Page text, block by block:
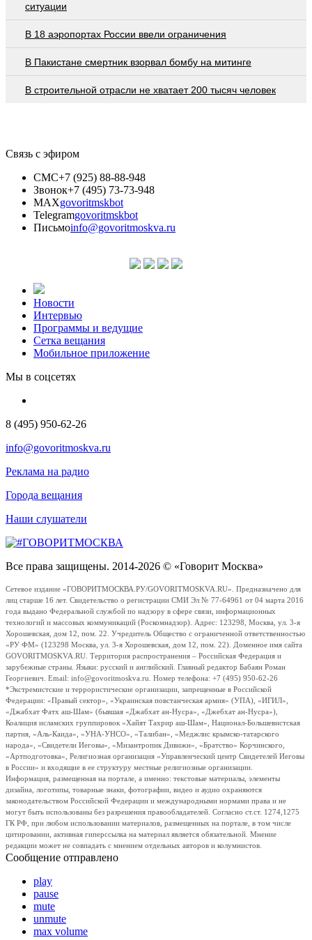
ситуации
В 18 аэропортах России ввели ограничения
В Пакистане смертник взорвал бомбу на митинге
В строительной отрасли не хватает 200 тысяч человек
Связь с эфиром
СМС+7 (925) 88-88-948
Звонок+7 (495) 73-73-948
MAXgovoritmskbot
Telegramgovoritmskbot
Письмоinfo@govoritmoskva.ru
Новости
Интервью
Программы и ведущие
Сетка вещания
Мобильное приложение
Мы в соцсетях
8 (495) 950-62-26
info@govoritmoskva.ru
Реклама на радио
Города вещания
Наши слушатели
Все права защищены. 2014-2026 © «Говорит Москва»
Сетевое издание «ГОВОРИТМОСКВА.РУ/GOVORITMOSKVA.RU». Предназначено для
лиц старше 16 лет. Свидетельство о регистрации СМИ Эл № 77-64961 от 04 марта 2016
года выдано Федеральной службой по надзору в сфере связи, информационных
технологий и массовых коммуникаций (Роскомнадзор). Адрес: 123298, Москва, ул. 3-я
Хорошевская, дом 12, пом. 22. Учредитель Общество с ограниченной ответственностью
«РУ ФМ» (123298 Москва, ул. 3-я Хорошевская, дом 12, пом. 22). Доменное имя сайта
GOVORITMOSKVA.RU. Территория распространения – Российская Федерация и
зарубежные страны. Языки: русский и английский. Главный редактор Бабаян Роман
Георгиевич. Email: info@govoritmoskva.ru. Номер телефона: +7 (495) 950-62-26
*Экстремистские и террористические организации, запрещенные в Российской
Федерации: «Правый сектор», «Украинская повстанческая армия» (УПА), «ИГИЛ»,
«Джабхат Фатх аш-Шам» (бывшая «Джабхат ан-Нусра», «Джебхат ан-Нусра»),
Коалиция исламских группировок «Хайят Тахрир аш-Шам», Национал-Большевистская
партия, «Аль-Каида», «УНА-УНСО», «Талибан», «Меджлис крымско-татарского
народа», «Свидетели Иеговы», «Мизантропик Дивижн», «Братство» Корчинского,
«Артподготовка», Религиозная организация «Управленческий центр Свидетелей Иеговы
в России» и входящие в ее структуру местные религиозные организации.
Информация, размещенная на портале, а именно: текстовые материалы, элементы
дизайна, логотипы, товарные знаки, фотографии, видео и аудио охраняются
законодательством Российской Федерации и международными нормами права и не
могут быть использованы без разрешения правообладателей. Согласно ст.ст. 1274,1275
ГК РФ, при любом использовании материалов, размещенных на портале, в том числе
цитировании, активная гиперссылка на материал является обязательной. Мнение
редакции может не совпадать с мнением отдельных авторов и колумнистов.
Сообщение отправлено
play
pause
mute
unmute
max volume